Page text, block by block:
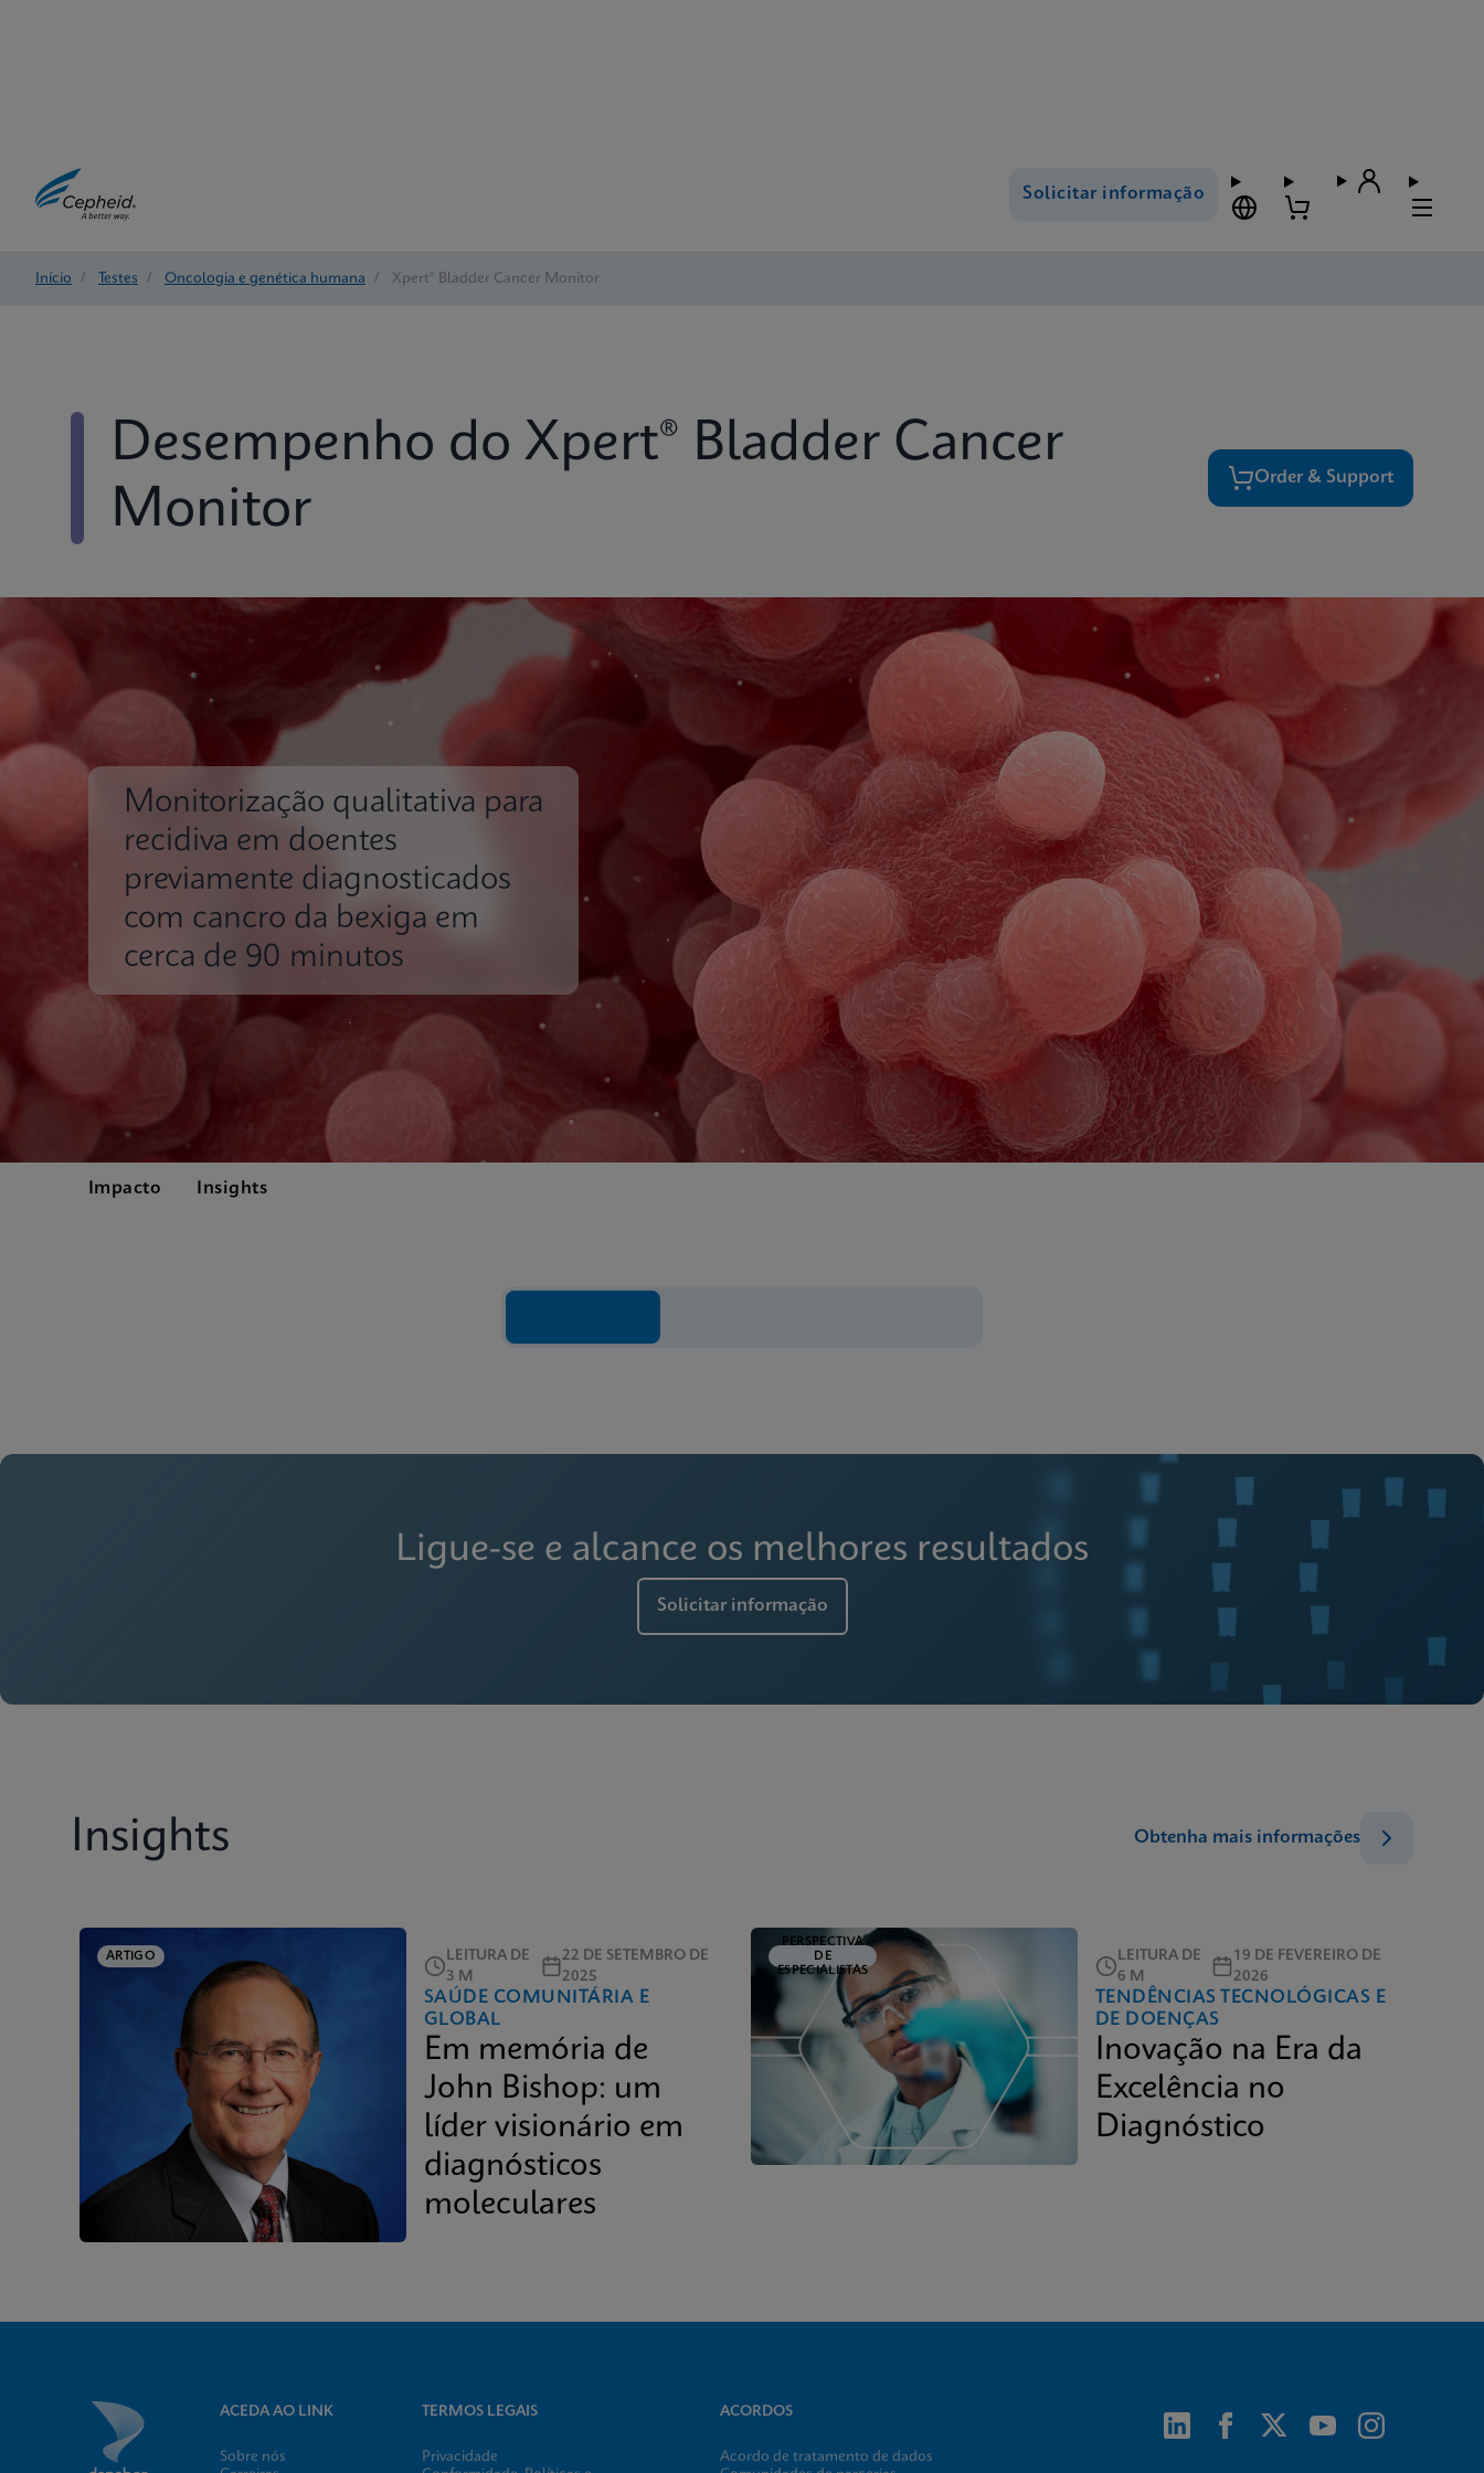
Solicitar informação
Início / Testes / Oncologia e genética humana / Xpert® Bladder Cancer Monitor
Desempenho do Xpert® Bladder Cancer
Monitor
Order & Support
Monitorização qualitativa para
recidiva em doentes
previamente diagnosticados
com cancro da bexiga em
cerca de 90 minutos
Impacto Insights
Ligue-se e alcance os melhores resultados
Solicitar informação
Insights Obtenha mais informações
ARTIGO
LEITURA DE
3 M
22 DE SETEMBRO DE
2025
SAÚDE COMUNITÁRIA E
GLOBAL
Em memória de
John Bishop: um
líder visionário em
diagnósticos
moleculares
PERSPECTIVA
DE
ESPECIALISTAS
LEITURA DE
6 M
19 DE FEVEREIRO DE
2026
TENDÊNCIAS TECNOLÓGICAS E
DE DOENÇAS
Inovação na Era da
Excelência no
Diagnóstico
ACEDA AO LINK
Sobre nós
TERMOS LEGAIS
Privacidade
ACORDOS
Acordo de tratamento de dados